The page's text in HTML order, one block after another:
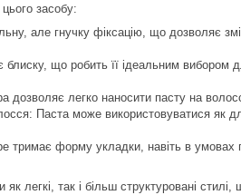
засобу:
але гнучку фіксацію, що дозволяє
що робить її ідеальним вибором
дозволяє легко наносити пасту на
Паста може використовуватися як
форму укладки, навіть в умовах
легкі, так і більш структуровані